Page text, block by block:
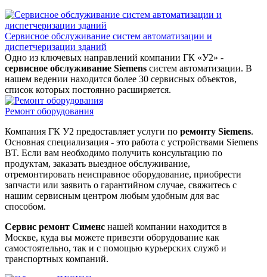
Сервисное обслуживание систем автоматизации и
диспетчеризации зданий
Одно из ключевых направлений компании ГК «У2» -
сервисное обслуживание Siemens систем автоматизации. В
нашем ведении находится более 30 сервисных объектов,
список которых постоянно расширяется.
Ремонт оборудования
Компания ГК У2 предоставляет услуги по ремонту Siemens.
Основная специализация - это работа с устройствами Siemens
BT. Если вам необходимо получить консультацию по
продуктам, заказать выездное обслуживание,
отремонтировать неисправное оборудование, приобрести
запчасти или заявить о гарантийном случае, свяжитесь с
нашим сервисным центром любым удобным для вас
способом.
Сервис ремонт Сименс нашей компании находится в
Москве, куда вы можете привезти оборудование как
самостоятельно, так и с помощью курьерских служб и
транспортных компаний.